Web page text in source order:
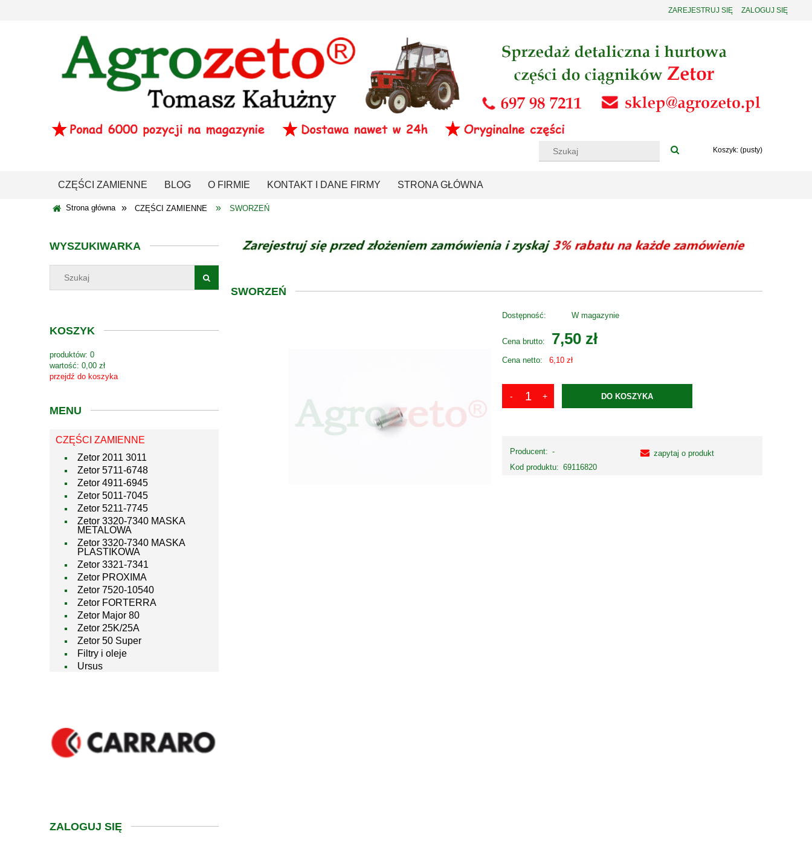
ZAREJESTRUJ SIĘ ZALOGUJ SIĘ
Koszyk: (pusty)
CZĘŚCI ZAMIENNE BLOG O FIRMIE KONTAKT I DANE FIRMY STRONA GŁÓWNA
Strona główna » CZĘŚCI ZAMIENNE » SWORZEŃ
WYSZUKIWARKA
KOSZYK
produktów: 0
wartość: 0,00 zł
przejdź do koszyka
MENU
CZĘŚCI ZAMIENNE
Zetor 2011 3011
Zetor 5711-6748
Zetor 4911-6945
Zetor 5011-7045
Zetor 5211-7745
Zetor 3320-7340 MASKA
METALOWA
Zetor 3320-7340 MASKA
PLASTIKOWA
Zetor 3321-7341
Zetor PROXIMA
Zetor 7520-10540
Zetor FORTERRA
Zetor Major 80
Zetor 25K/25A
Zetor 50 Super
Filtry i oleje
Ursus
ZALOGUJ SIĘ
SWORZEŃ
Dostępność: W magazynie
Cena brutto: 7,50 zł
Cena netto: 6,10 zł
DO KOSZYKA
Producent: -
Kod produktu: 69116820
zapytaj o produkt